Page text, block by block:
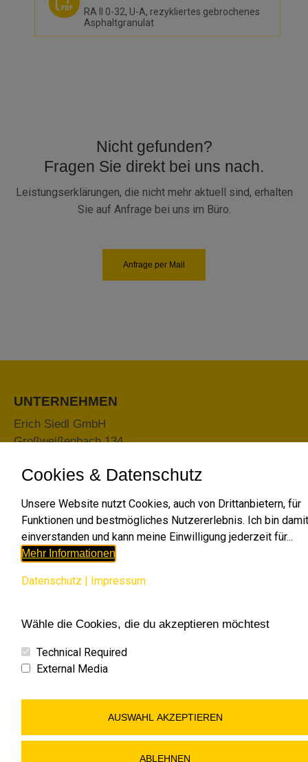
RA II 0-32, U-A, rezykliertes gebrochenes
Asphaltgranulat
Nicht gefunden?
Fragen Sie direkt bei uns nach.
Leistungserklärungen, die nicht mehr aktuell sind, erhalten
Sie auf Anfrage bei uns im Büro.
Anfrage per Mail
UNTERNEHMEN
Erich Siedl GmbH
Großweißenbach 134
T: 0664 4329612
Search:
Impressum
Cookies & Datenschutz
Unsere Website nutzt Cookies, auch von Drittanbietern, für
Funktionen und bestmögliches Nutzererlebnis. Ich bin damit
einverstanden und kann meine Einwilligung jederzeit für...
Mehr Informationen
Datenschutz | Impressum
Wähle die Cookies, die du akzeptieren möchtest
Technical Required
External Media
AUSWAHL AKZEPTIEREN
ABLEHNEN